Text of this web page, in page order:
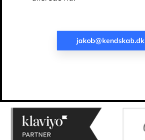
jakob@kendskab.dk